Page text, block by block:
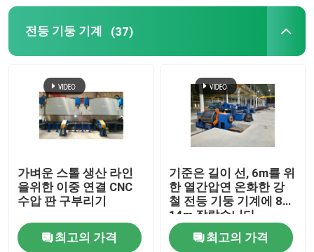
전등 기둥 기계 (37)
가벼운 스톨 생산 라인
을위한 이중 연결 CNC
수압 판 구부리기
최고의 가격
기준은 길이 선, 6m를 위
한 열간압연 온화한 강
철 전등 기둥 기계에 8m
14m 잘랐습니다
최고의 가격